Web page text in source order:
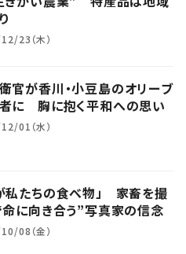
23（木）
官が香川・小豆島のオリーブ
に 胸に抱く平和への思い
01（水）
私たちの食べ物」 家畜を撮
命に向き合う”写真家の信念
08（金）